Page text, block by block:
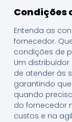
Condições
Entenda as
fornecedor.
condições de
Um
de atender às
garantindo
quando
do fornecedor
custos e na